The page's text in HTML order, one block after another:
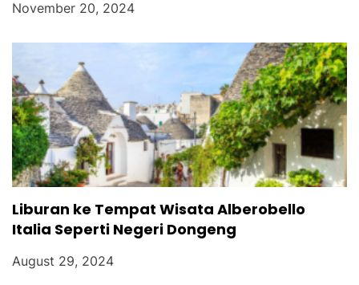
November 20, 2024
Liburan ke Tempat Wisata Alberobello
Italia Seperti Negeri Dongeng
August 29, 2024